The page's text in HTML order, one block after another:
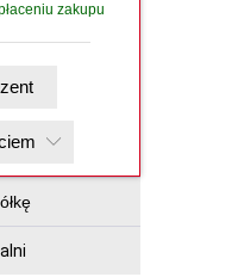
zakupu
prezent